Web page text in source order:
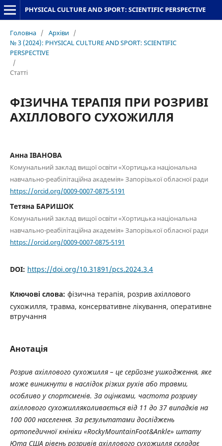
PHYSICAL CULTURE AND SPORT: SCIENTIFIC PERSPECTIVE
Головна / Архіви /
№ 3 (2024): PHYSICAL CULTURE AND SPORT: SCIENTIFIC
PERSPECTIVE
/
Статті
ФІЗИЧНА ТЕРАПІЯ ПРИ РОЗРИВІ
АХІЛЛОВОГО СУХОЖИЛЛЯ
Анна ІВАНОВА
Комунальний заклад вищої освіти «Хортицька національна
навчально-реабілітаційна академія» Запорізької обласної ради
https://orcid.org/0009-0007-0875-5191
Тетяна БАРИШОК
Комунальний заклад вищої освіти «Хортицька національна
навчально-реабілітаційна академія» Запорізької обласної ради
https://orcid.org/0009-0007-0875-5191
DOI: https://doi.org/10.31891/pcs.2024.3.4
Ключові слова: фізична терапія, розрив ахіллового
сухожилля, травма, консервативне лікування, оперативне
втручання
Анотація
Розрив ахіллового сухожилля – це серйозне ушкодження, яке
може виникнути в наслідок різких рухів або травми,
особливо у спортсменів. За оцінками, частота розриву
ахіллового сухожилляколивається від 11 до 37 випадків на
100 000 населення. За результатами досліджень
ортопедичної кнініки «RockyMountainFoot&Ankle» штату
Юта США рівень розривів ахіллового сухожилля складає